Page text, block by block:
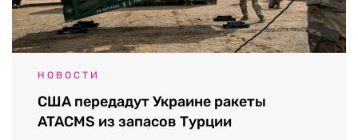
НОВОСТИ
США передадут Украине ракеты
ATACMS из запасов Турции